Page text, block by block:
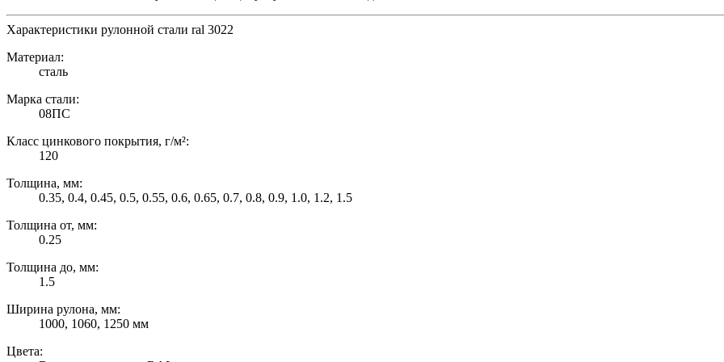
Характеристики рулонной стали ral 3022
Материал:
сталь
Марка стали:
08ПС
Класс цинкового покрытия, г/м²:
120
Толщина, мм:
0.35, 0.4, 0.45, 0.5, 0.55, 0.6, 0.65, 0.7, 0.8, 0.9, 1.0, 1.2, 1.5
Толщина от, мм:
0.25
Толщина до, мм:
1.5
Ширина рулона, мм:
1000, 1060, 1250 мм
Цвета: